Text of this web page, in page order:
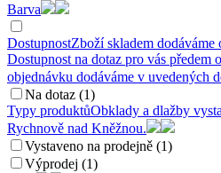
Barva
DostupnostZboží skladem
Dostupnost na dotaz pro vás předem
objednávku dodáváme v uvedených
Na dotaz (1)
Typy produktůObklady a dlažby
Rychnově nad Kněžnou.
Vystaveno na prodejně (1)
Výprodej (1)